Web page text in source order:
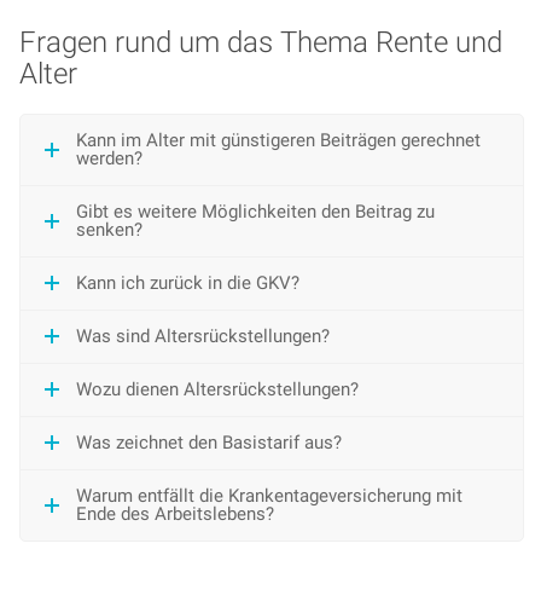
Fragen rund um das Thema Rente und
Alter
Kann im Alter mit günstigeren Beiträgen gerechnet
werden?
Gibt es weitere Möglichkeiten den Beitrag zu
senken?
Kann ich zurück in die GKV?
Was sind Altersrückstellungen?
Wozu dienen Altersrückstellungen?
Was zeichnet den Basistarif aus?
Warum entfällt die Krankentageversicherung mit
Ende des Arbeitslebens?